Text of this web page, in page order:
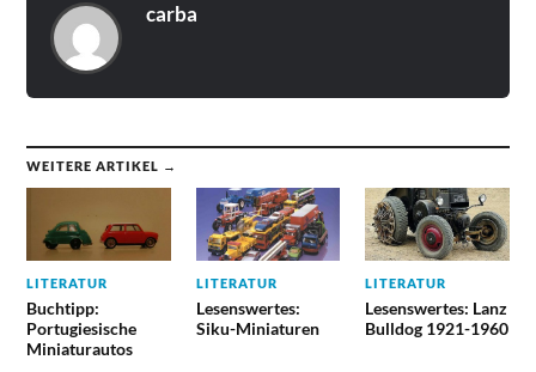
carba
WEITERE ARTIKEL →
LITERATUR
Buchtipp:
Portugiesische
Miniaturautos
LITERATUR
Lesenswertes:
Siku-Miniaturen
LITERATUR
Lesenswertes: Lanz
Bulldog 1921-1960